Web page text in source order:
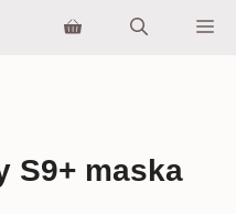
S9+ maska